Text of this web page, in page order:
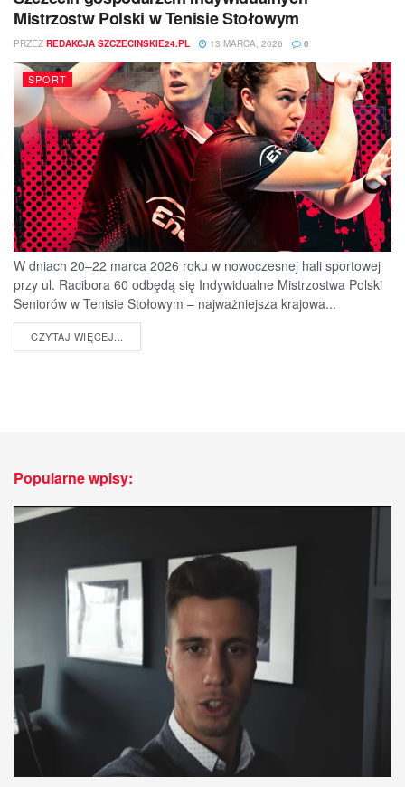
Mistrzostw Polski w Tenisie Stołowym
PRZEZ REDAKCJA SZCZECINSKIE24.PL 13 MARCA, 2026 0
SPORT
W dniach 20–22 marca 2026 roku w nowoczesnej hali sportowej
przy ul. Racibora 60 odbędą się Indywidualne Mistrzostwa Polski
Seniorów w Tenisie Stołowym – najważniejsza krajowa...
CZYTAJ WIĘCEJ...
Popularne wpisy: